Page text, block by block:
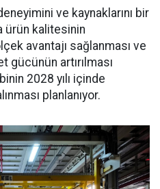
ve kaynaklarını bir
ürün kalitesinin
avantajı sağlanması ve
gücünün artırılması
2028 yılı içinde
planlanıyor.